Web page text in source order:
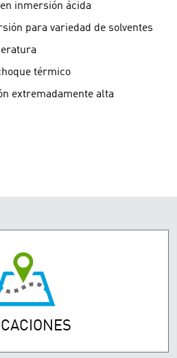
inmersión ácida
para variedad de solventes
térmico
extremadamente alta